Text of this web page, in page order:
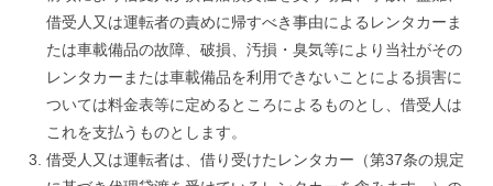
借受人又は運転者の責めに帰すべき事由によるレンタカーま
たは車載備品の故障、破損、汚損・臭気等により当社がその
レンタカーまたは車載備品を利用できないことによる損害に
ついては料金表等に定めるところによるものとし、借受人は
これを支払うものとします。
借受人又は運転者は、借り受けたレンタカー（第37条の規定